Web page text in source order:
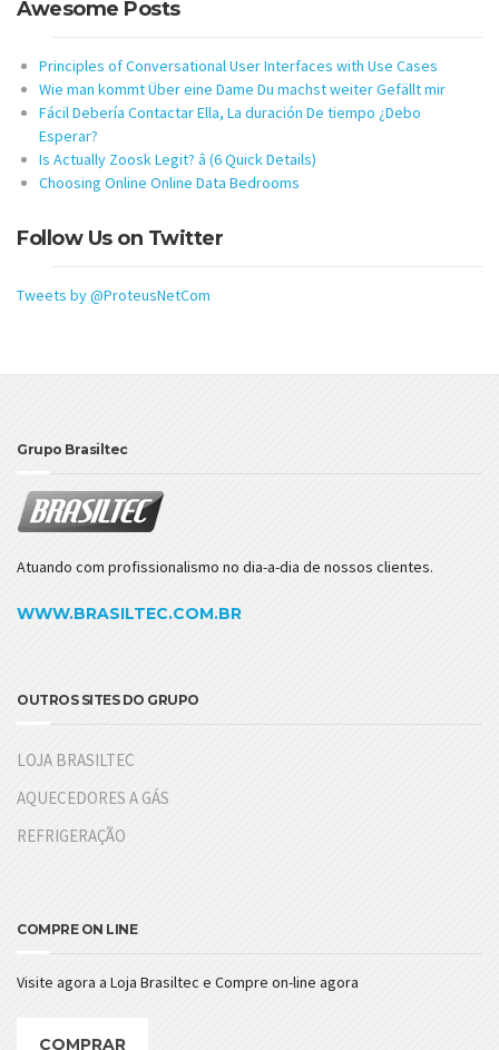
Awesome Posts
Principles of Conversational User Interfaces with Use Cases
Wie man kommt Über eine Dame Du machst weiter Gefällt mir
Fácil Debería Contactar Ella, La duración De tiempo ¿Debo
Esperar?
Is Actually Zoosk Legit? â (6 Quick Details)
Choosing Online Online Data Bedrooms
Follow Us on Twitter
Tweets by @ProteusNetCom
Grupo Brasiltec
Atuando com profissionalismo no dia-a-dia de nossos clientes.
WWW.BRASILTEC.COM.BR
OUTROS SITES DO GRUPO
LOJA BRASILTEC
AQUECEDORES A GÁS
REFRIGERAÇÃO
COMPRE ON LINE
Visite agora a Loja Brasiltec e Compre on-line agora
COMPRAR